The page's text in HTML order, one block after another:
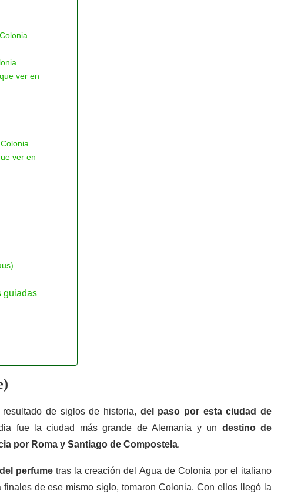
ver en
ver en
guiadas
de siglos de historia, del paso por esta ciudad de
fue la ciudad más grande de Alemania y un destino de
por Roma y Santiago de Compostela.
perfume tras la creación del Agua de Colonia por el italiano
de ese mismo siglo, tomaron Colonia. Con ellos llegó la